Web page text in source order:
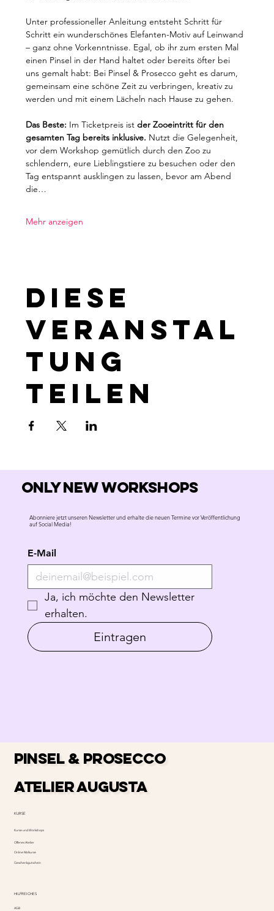
Only new workshops
Abonniere jetzt unseren Newsletter und erhalte die neuen Termine vor Veröffentlichung
auf Social Media!
E-Mail
Ja, ich möchte den Newsletter
erhalten.
Eintragen
Unter professioneller Anleitung entsteht Schritt für
Schritt ein wunderschönes Elefanten-Motiv auf Leinwand
– ganz ohne Vorkenntnisse. Egal, ob ihr zum ersten Mal
einen Pinsel in der Hand haltet oder bereits öfter bei
uns gemalt habt: Bei Pinsel & Prosecco geht es darum,
gemeinsam eine schöne Zeit zu verbringen, kreativ zu
werden und mit einem Lächeln nach Hause zu gehen.
Das Beste: Im Ticketpreis ist der Zooeintritt für den
gesamten Tag bereits inklusive. Nutzt die Gelegenheit,
vor dem Workshop gemütlich durch den Zoo zu
schlendern, eure Lieblingstiere zu besuchen oder den
Tag entspannt ausklingen zu lassen, bevor am Abend
die…
Mehr anzeigen
Diese
Veranstal
tung
teilen
PINSEL & PROSECCO
ATELIER AUGUSTA
KURSE
Kurse und Workshops
Offenes Atelier
Online Malkurse
Geschenkgutschein
HILFREICHES
AGB